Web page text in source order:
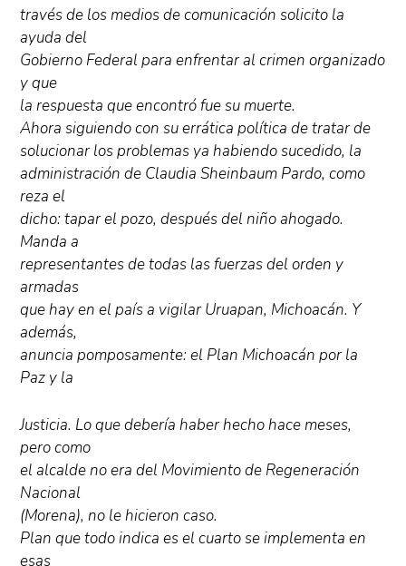
través de los medios de comunicación solicito la
ayuda del
Gobierno Federal para enfrentar al crimen organizado
y que
la respuesta que encontró fue su muerte.
Ahora siguiendo con su errática política de tratar de
solucionar los problemas ya habiendo sucedido, la
administración de Claudia Sheinbaum Pardo, como
reza el
dicho: tapar el pozo, después del niño ahogado.
Manda a
representantes de todas las fuerzas del orden y
armadas
que hay en el país a vigilar Uruapan, Michoacán. Y
además,
anuncia pomposamente: el Plan Michoacán por la
Paz y la
Justicia. Lo que debería haber hecho hace meses,
pero como
el alcalde no era del Movimiento de Regeneración
Nacional
(Morena), no le hicieron caso.
Plan que todo indica es el cuarto se implementa en
esas